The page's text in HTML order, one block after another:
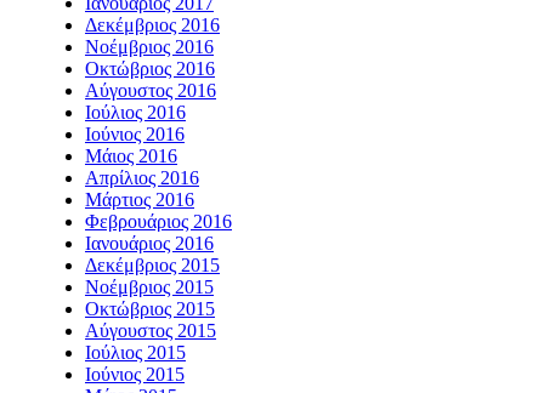
Δεκέμβριος 2016
Νοέμβριος 2016
Οκτώβριος 2016
Αύγουστος 2016
Ιούλιος 2016
Ιούνιος 2016
Μάιος 2016
Απρίλιος 2016
Μάρτιος 2016
Φεβρουάριος 2016
Ιανουάριος 2016
Δεκέμβριος 2015
Νοέμβριος 2015
Οκτώβριος 2015
Αύγουστος 2015
Ιούλιος 2015
Ιούνιος 2015